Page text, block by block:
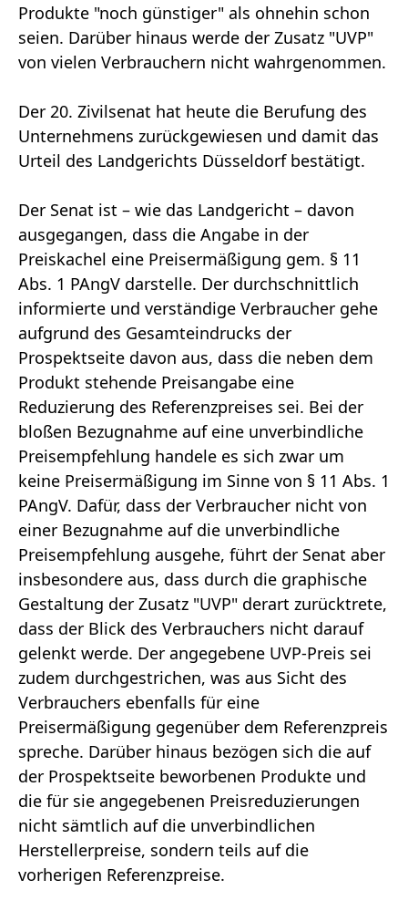
Produkte "noch günstiger" als ohnehin schon
seien. Darüber hinaus werde der Zusatz "UVP"
von vielen Verbrauchern nicht wahrgenommen.
Der 20. Zivilsenat hat heute die Berufung des
Unternehmens zurückgewiesen und damit das
Urteil des Landgerichts Düsseldorf bestätigt.
Der Senat ist – wie das Landgericht – davon
ausgegangen, dass die Angabe in der
Preiskachel eine Preisermäßigung gem. § 11
Abs. 1 PAngV darstelle. Der durchschnittlich
informierte und verständige Verbraucher gehe
aufgrund des Gesamteindrucks der
Prospektseite davon aus, dass die neben dem
Produkt stehende Preisangabe eine
Reduzierung des Referenzpreises sei. Bei der
bloßen Bezugnahme auf eine unverbindliche
Preisempfehlung handele es sich zwar um
keine Preisermäßigung im Sinne von § 11 Abs. 1
PAngV. Dafür, dass der Verbraucher nicht von
einer Bezugnahme auf die unverbindliche
Preisempfehlung ausgehe, führt der Senat aber
insbesondere aus, dass durch die graphische
Gestaltung der Zusatz "UVP" derart zurücktrete,
dass der Blick des Verbrauchers nicht darauf
gelenkt werde. Der angegebene UVP-Preis sei
zudem durchgestrichen, was aus Sicht des
Verbrauchers ebenfalls für eine
Preisermäßigung gegenüber dem Referenzpreis
spreche. Darüber hinaus bezögen sich die auf
der Prospektseite beworbenen Produkte und
die für sie angegebenen Preisreduzierungen
nicht sämtlich auf die unverbindlichen
Herstellerpreise, sondern teils auf die
vorherigen Referenzpreise.